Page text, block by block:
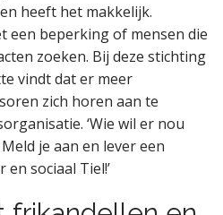
heeft het makkelijk.
een beperking of mensen die
zoeken. Bij deze stichting
vindt dat er meer
zich horen aan te
‘Wie wil er nou
je aan en lever een
sociaal Tiel!’